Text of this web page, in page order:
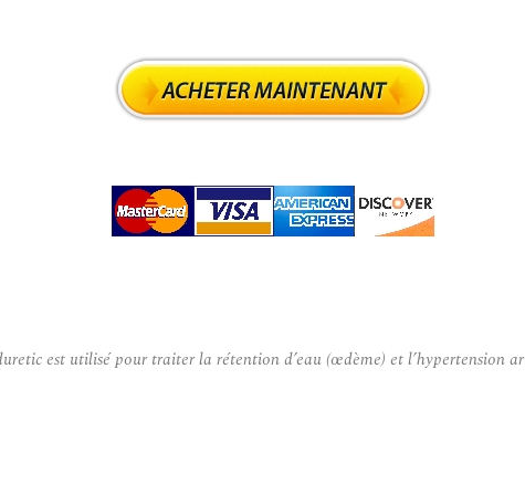
est utilisé pour traiter la rétention d’eau (œdème) et l’hypertension